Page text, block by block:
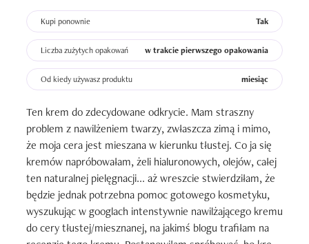
Kupi ponownie Tak
Liczba zużytych opakowań w trakcie pierwszego opakowania
Od kiedy używasz produktu miesiąc
Ten krem do zdecydowane odkrycie. Mam straszny
problem z nawilżeniem twarzy, zwłaszcza zimą i mimo,
że moja cera jest mieszana w kierunku tłustej. Co ja się
kremów napróbowałam, żeli hialuronowych, olejów, całej
ten naturalnej pielęgnacji... aż wreszcie stwierdziłam, że
będzie jednak potrzebna pomoc gotowego kosmetyku,
wyszukując w googlach intenstywnie nawilżającego kremu
do cery tłustej/miesznanej, na jakimś blogu trafiłam na